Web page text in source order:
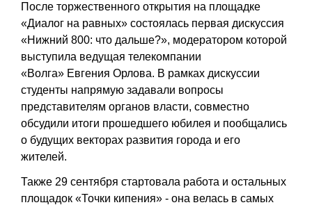
После торжественного открытия на площадке
«Диалог на равных» состоялась первая дискуссия
«Нижний 800: что дальше?», модератором которой
выступила ведущая телекомпании
«Волга» Евгения Орлова. В рамках дискуссии
студенты напрямую задавали вопросы
представителям органов власти, совместно
обсудили итоги прошедшего юбилея и пообщались
о будущих векторах развития города и его
жителей.
Также 29 сентября стартовала работа и остальных
площадок «Точки кипения» - она велась в самых